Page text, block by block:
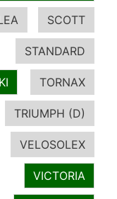
SCOTT
STANDARD
TORNAX
TRIUMPH (D)
VELOSOLEX
VICTORIA